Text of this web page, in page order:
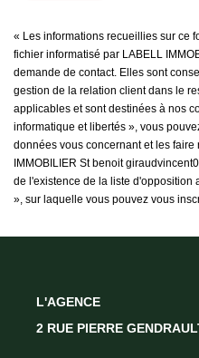
« Les informations recueillies sur ce
fichier informatisé par LABELL
demande de contact. Elles sont
gestion de la relation client dans le
applicables et sont destinées à nos
informatique et libertés », vous
données vous concernant et les
IMMOBILIER St benoit
de l'existence de la liste d'opposition
», sur laquelle vous pouvez vous
L'AGENCE
2 RUE PIERRE